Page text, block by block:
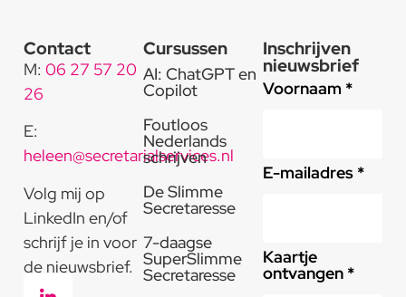
Contact
M: 06 27 57 20
26
E:
heleen@secretarialservices.nl
Volg mij op
LinkedIn en/of
schrijf je in voor
de nieuwsbrief.
Cursussen
AI: ChatGPT en
Copilot
Foutloos
Nederlands
schrijven
De Slimme
Secretaresse
7-daagse
SuperSlimme
Secretaresse
Inschrijven
nieuwsbrief
Voornaam *
E-mailadres *
Kaartje
ontvangen *